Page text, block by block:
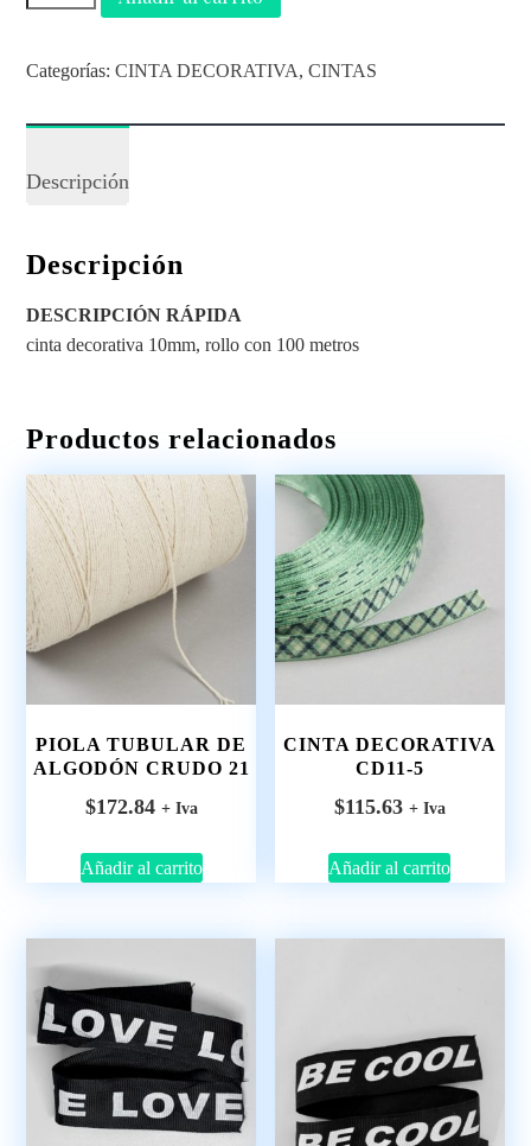
Categorías:CINTA DECORATIVA,CINTAS
Descripción
Descripción
DESCRIPCIÓN RÁPIDA
cinta decorativa 10mm, rollo con 100 metros
Productos relacionados
PIOLA TUBULAR DE
ALGODÓN CRUDO 21
$172.84 + Iva
Añadir al carrito
CINTA DECORATIVA
CD11-5
$115.63 + Iva
Añadir al carrito